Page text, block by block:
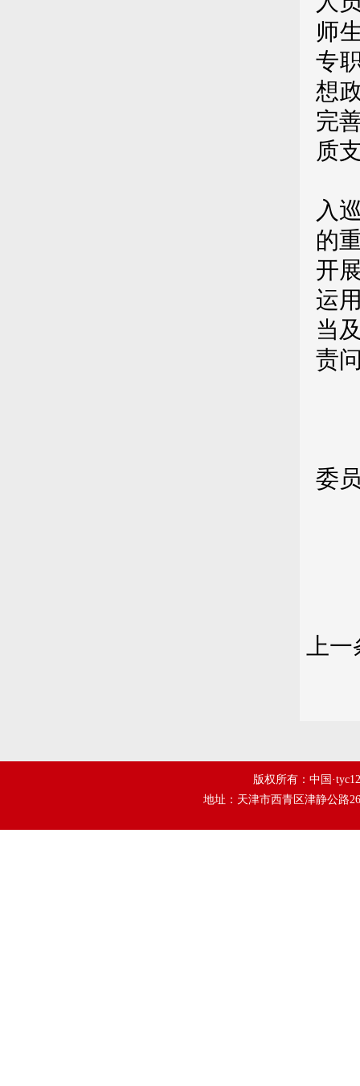
师
专
想
完
质
入
的
开
运
当
责
委
上
版权所有：中国
地址：天津市西青区津静公路